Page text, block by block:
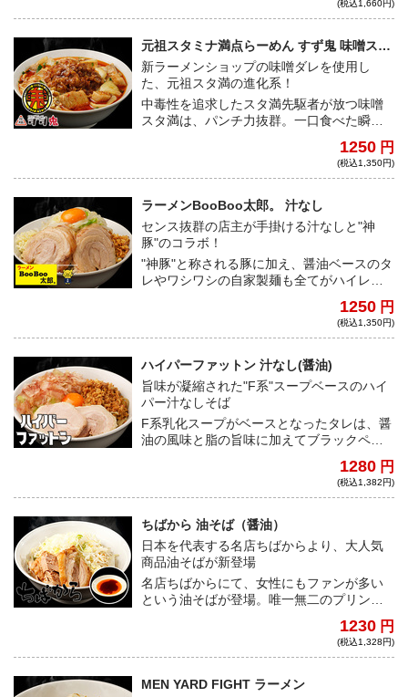
(税込1,660円)
元祖スタミナ満点らーめん すず鬼 味噌スタ
満(ピリ辛スタミナアブラ付き)
新ラーメンショップの味噌ダレを使用し
た、元祖スタ満の進化系！
中毒性を追求したスタ満先駆者が放つ味噌
スタ満は、パンチ力抜群。一口食べた瞬間
撃する。ニンニク、ライス、生卵との相性
1250 円
(税込1,350円)
ラーメンBooBoo太郎。 汁なし
センス抜群の店主が手掛ける汁なしと"神
豚"のコラボ！
"神豚"と称される豚に加え、醤油ベースのタ
レやワシワシの自家製麺も全てがハイレベ
チをトッピングして、よりジャンクに堪能
1250 円
(税込1,350円)
ハイパーファットン 汁なし(醤油)
旨味が凝縮された"F系"スープベースのハイ
パー汁なしそば
F系乳化スープがベースとなったタレは、醤
油の風味と脂の旨味に加えてブラックペッ
小麦の香りを直に感じられるF系汁なしが宅
1280 円
(税込1,382円)
ちばから 油そば（醤油）
日本を代表する名店ちばからより、大人気
商品油そばが新登場
名店ちばからにて、女性にもファンが多い
という油そばが登場。唯一無二のプリンプ
味わえる逸品は、らーめんと並ぶ看板商品
1230 円
(税込1,328円)
MEN YARD FIGHT ラーメン